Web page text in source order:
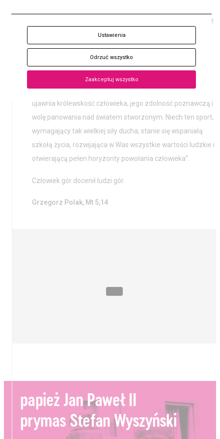
KUP
PZPR, Edward Gierek, nie pogratulował zdobywcom. Papież
bardzo ucieszył się sukcesem rodaków i jeszcze tego
samego dnia wystosował list adresowany do kierownika
wyprawy. Napisał w nim m.in.: „Życzę panu Andrzejowi
Zawadzie i wszystkim uczestnikom w wyprawy dalszych
sukcesów w tym wspaniałym sporcie, który tak bardzo
ujawnia królewskość człowieka, jego zdolność poznawczą i
wolę panowania nad światem stworzonym. Niech ten sport,
wymagający tak wielkiej siły ducha, stanie się wspaniałą
szkołą życia, rozwijająca w Was wszystkie wartości ludzkie i
otwierającą pełen horyzonty powołania człowieka”.
Człowiek gór docenił ludzi gór.
Grzegorz Polak, Mt 5,14
papież Jan Paweł II
prymas Stefan Wyszyński
Ustawienia
Odrzuć wszystko
Zaakceptuj wszystko